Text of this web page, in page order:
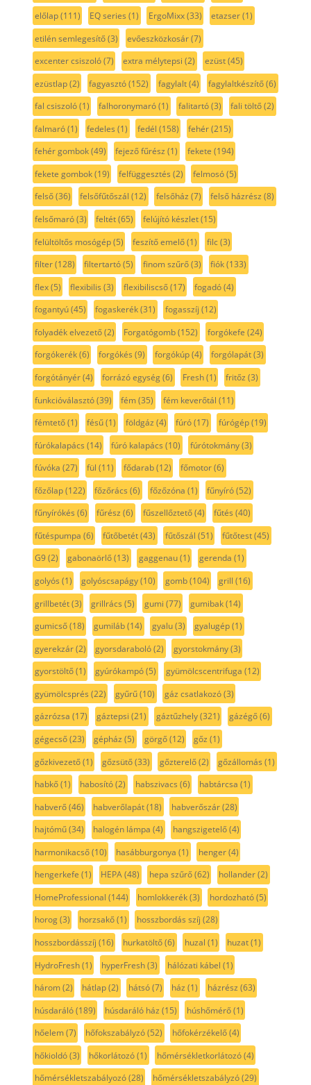
előlap(111) EQ series (1) ErgoMixx(33) etazser(1)
etilén semlegesítő(3) evőeszközkosár(7)
excenter csiszoló(7) extra mélytepsi (2) ezüst(45)
ezüstlap(2) fagyasztó(152) fagylalt(4) fagylaltkészítő(6)
fal csiszoló(1) falhoronymaró(1) falitartó(3) fali töltő(2)
falmaró(1) fedeles (1) fedél (158) fehér(215)
fehér gombok(49) fejező fűrész (1) fekete (194)
fekete gombok(19) felfüggesztés (2) felmosó(5)
felső(36) felsőfűtőszál (12) felsőház (7) felső házrész (8)
felsőmaró(3) feltét(65) felújító készlet(15)
felültöltős mosógép(5) feszítő emelő(1) filc(3)
filter(128) filtertartó(5) finom szűrő(3) fiók(133)
flex(5) flexibilis (3) flexibiliscső(17) fogadó(4)
fogantyú(45) fogaskerék(31) fogasszíj (12)
folyadék elvezető(2) Forgatógomb(152) forgókefe (24)
forgókerék(6) forgókés (9) forgókúp(4) forgólapát(3)
forgótányér(4) forrázó egység(6) Fresh(1) fritőz (3)
funkcióválasztó(39) fém(35) fém keverőtál (11)
fémtető(1) fésű(1) földgáz (4) fúró(17) fúrógép(19)
fúrókalapács (14) fúró kalapács (10) fúrótokmány(3)
fúvóka (27) fül (11) fődarab(12) főmotor(6)
főzőlap(122) főzőrács (6) főzőzóna (1) fűnyíró(52)
fűnyírókés (6) fűrész (6) fűszellőztető(4) fűtés (40)
fűtéspumpa (6) fűtőbetét(43) fűtőszál (51) fűtőtest(45)
G9(2) gabonaörlő(13) gaggenau(1) gerenda (1)
golyós (1) golyóscsapágy(10) gomb(104) grill (16)
grillbetét(3) grillrács (5) gumi (77) gumibak(14)
gumicső(18) gumiláb(14) gyalu(3) gyalugép(1)
gyerekzár(2) gyorsdaraboló(2) gyorstokmány(3)
gyorstöltő(1) gyúrókampó(5) gyümölcscentrifuga (12)
gyümölcsprés (22) gyűrű(10) gáz csatlakozó(3)
gázrózsa (17) gáztepsi (21) gáztűzhely(321) gázégő(6)
gégecső(23) gépház (5) görgő(12) gőz (1)
gőzkivezető(1) gőzsütő(33) gőzterelő(2) gőzállomás (1)
habkő(1) habosító(2) habszivacs (6) habtárcsa (1)
habverő(46) habverőlapát(18) habverőszár(28)
hajtómű(34) halogén lámpa (4) hangszigetelő(4)
harmonikacső(10) hasábburgonya (1) henger(4)
hengerkefe (1) HEPA(48) hepa szűrő(62) hollander(2)
HomeProfessional (144) homlokkerék(3) hordozható(5)
horog(3) horzsakő(1) hosszbordás szíj (28)
hosszbordásszíj (16) hurkatöltő(6) huzal (1) huzat(1)
HydroFresh(1) hyperFresh(3) hálózati kábel (1)
három(2) hátlap(2) hátsó(7) ház (1) házrész (63)
húsdaráló(189) húsdaráló ház (15) húshőmérő(1)
hőelem(7) hőfokszabályzó(52) hőfokérzékelő(4)
hőkioldó(3) hőkorlátozó(1) hőmérsékletkorlátozó(4)
hőmérsékletszabályozó(28) hőmérsékletszabályzó(29)